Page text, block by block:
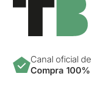
Canal oficial
Compra